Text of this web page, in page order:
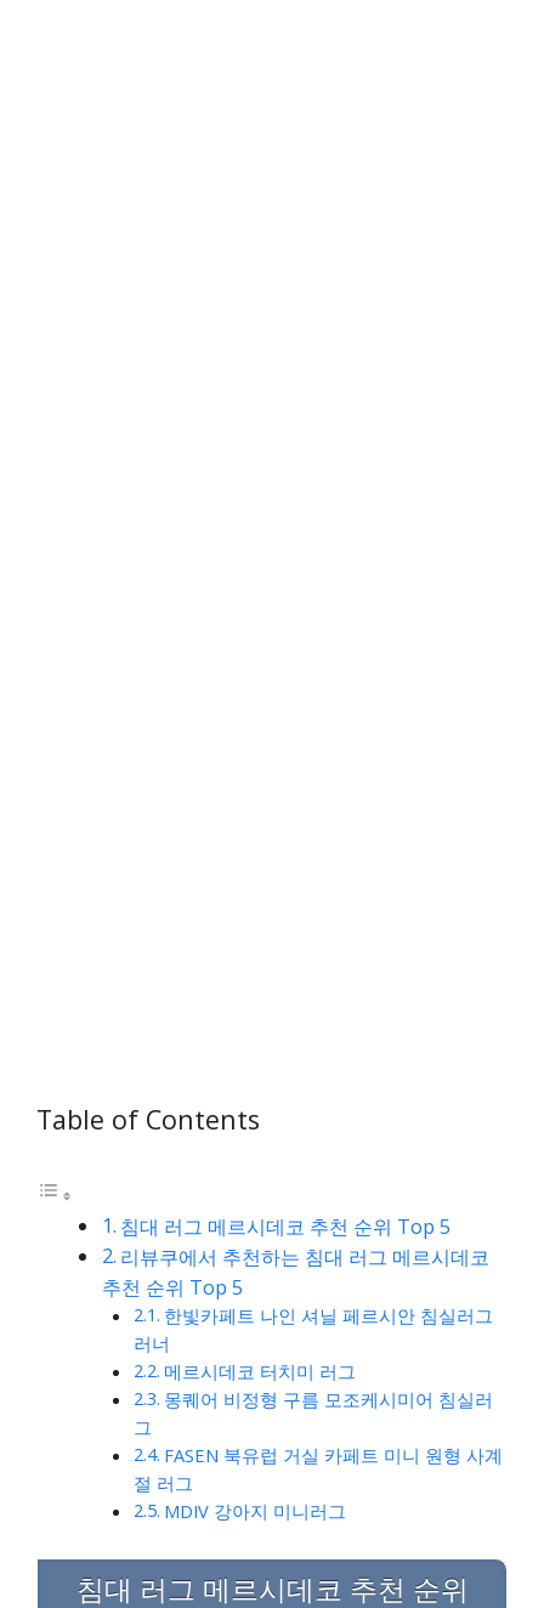
Table of Contents
침대 러그 메르시데코 추천 순위 Top 5
리뷰쿠에서 추천하는 침대 러그 메르시데코
추천 순위 Top 5
한빛카페트 나인 셔닐 페르시안 침실러그
러너
메르시데코 터치미 러그
몽퀘어 비정형 구름 모조케시미어 침실러
그
FASEN 북유럽 거실 카페트 미니 원형 사계
절 러그
MDIV 강아지 미니러그
침대 러그 메르시데코 추천 순위